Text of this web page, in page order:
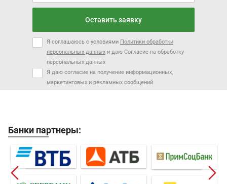
Оставить заявку
Я соглашаюсь с условиями Политики обработки
персональных данных и даю Согласие на обработку
персональных данных
Я даю согласие на получение информационных,
маркетинговых и рекламных сообщений
Банки партнеры: